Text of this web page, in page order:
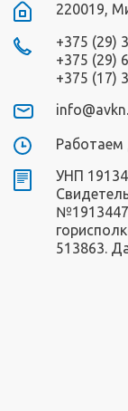
220019,
+375 (29)
+375 (29)
+375 (17)
Работаем
УНП
513863.